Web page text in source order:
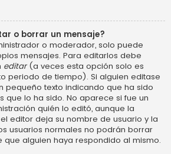
o borrar un mensaje?
o moderador, solo puede
mensajes. Para editarlos debe
editar(a veces esta opción solo es
periodo de tiempo). Si alguien editase
pequeño texto indicando que ha sido
que lo ha sido. No aparece si fue un
quién lo editó, aunque la
editor deja su nombre de usuario y la
usuarios normales no podrán borrar
que alguien haya respondido al mismo.